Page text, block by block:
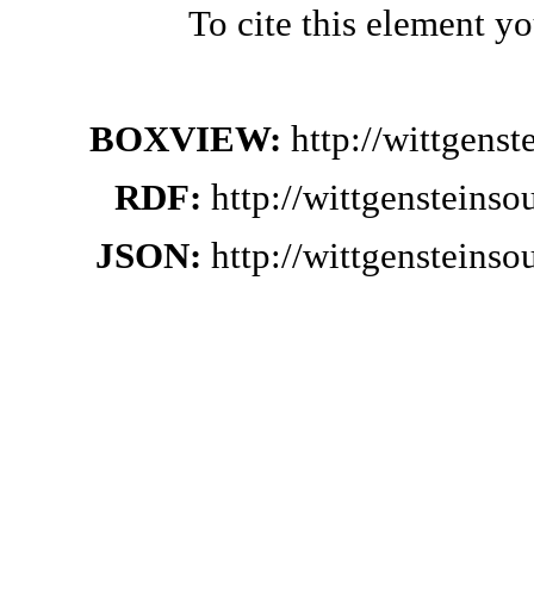
To cite this element
BOXVIEW: http://
RDF: http://
JSON: http://